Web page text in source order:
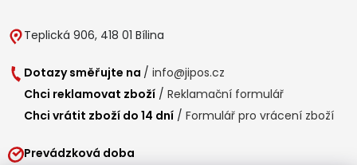
Teplická 906, 418 01 Bílina
Dotazy směřujte na / info@jipos.cz
Chci reklamovat zboží / Reklamační formulář
Chci vrátit zboží do 14 dní / Formulář pro vrácení zboží
Prevádzková doba